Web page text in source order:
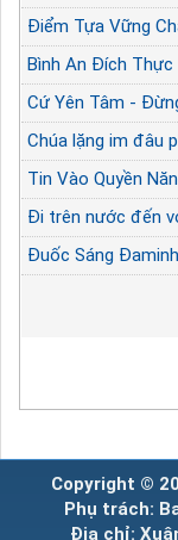
Điểm Tựa Vững
Bình An Đích Thực
Cứ Yên Tâm -
Chúa lặng im đâu
Tin Vào Quyền
Đi trên nước đến
Đuốc Sáng Đaminh
Copyright ©
Phụ trách:
Địa chỉ: